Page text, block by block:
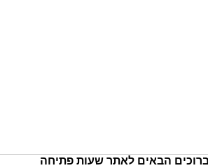
הבאים לאתר שעות פתיחה